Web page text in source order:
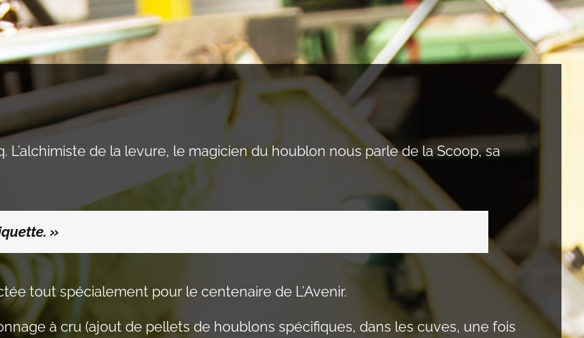
L’alchimiste de la levure, le magicien du houblon nous parle de la Scoop, sa
»
tout spécialement pour le centenaire de L’Avenir.
à cru (ajout de pellets de houblons spécifiques, dans les cuves, une fois